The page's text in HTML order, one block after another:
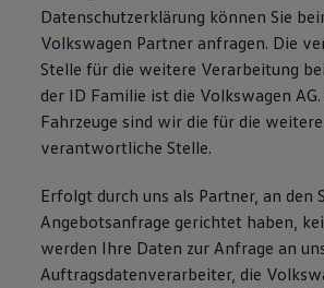
Datenschutzerklärung können Sie
Volkswagen Partner anfragen. Die
Stelle für die weitere Verarbeitung
der ID Familie ist die Volkswagen
Fahrzeuge sind wir die für die
verantwortliche Stelle.
Erfolgt durch uns als Partner, an den
Angebotsanfrage gerichtet haben,
werden Ihre Daten zur Anfrage an
Auftragsdatenverarbeiter, die